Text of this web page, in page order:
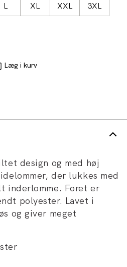
L XL XXL
3XL
Læg i kurv
design og med høj
der lukkes med
inderlomme. Foret er
polyester. Lavet i
og giver meget